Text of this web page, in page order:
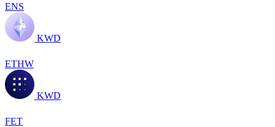
ENS
KWD
ETHW
KWD
FET